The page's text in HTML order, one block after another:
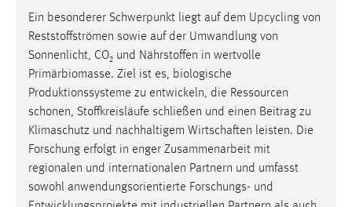
Ein besonderer Schwerpunkt liegt auf dem Upcycling von
Reststoffströmen sowie auf der Umwandlung von
Sonnenlicht, CO₂ und Nährstoffen in wertvolle
Primärbiomasse. Ziel ist es, biologische
Produktionssysteme zu entwickeln, die Ressourcen
schonen, Stoffkreisläufe schließen und einen Beitrag zu
Klimaschutz und nachhaltigem Wirtschaften leisten. Die
Forschung erfolgt in enger Zusammenarbeit mit
regionalen und internationalen Partnern und umfasst
sowohl anwendungsorientierte Forschungs- und